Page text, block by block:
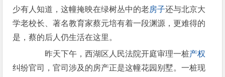
少有人知道，这幢掩映在绿树丛中的老房子还与北京大
学老校长、著名教育家蔡元培有着一段渊源，更难得的
是，蔡的后人仍生活在这里。
昨天下午，西湖区人民法院开庭审理一桩产权
纠纷官司，官司涉及的房产正是这幢花园别墅。一桩现